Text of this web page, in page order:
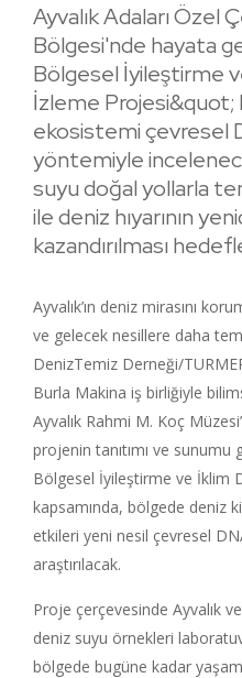
Ayvalık Adaları Özel
Bölgesi'nde hayata
Bölgesel İyileştirme
İzleme Projesi&quot;
ekosistemi çevresel
yöntemiyle
suyu doğal yollarla
ile deniz hıyarının
kazandırılması
Ayvalık’ın deniz mirasını
ve gelecek nesillere daha
DenizTemiz Derneği/
Burla Makina iş birliğiyle
Ayvalık Rahmi M. Koç
projenin tanıtımı ve sunumu
Bölgesel İyileştirme ve İklim
kapsamında, bölgede deniz
etkileri yeni nesil çevresel
araştırılacak.
Proje çerçevesinde Ayvalık
deniz suyu örnekleri
bölgede bugüne kadar